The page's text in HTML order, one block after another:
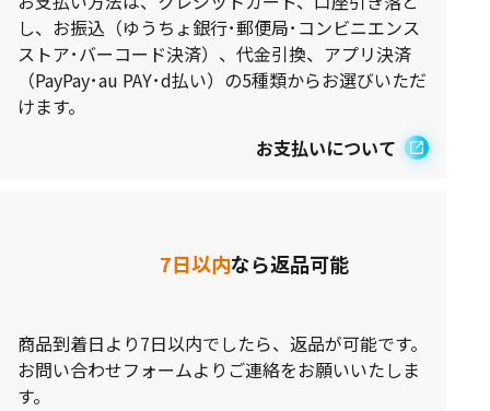
し、お振込（ゆうちょ銀行･郵便局･コンビニエンス
ストア･バーコード決済）、代金引換、アプリ決済
（PayPay･au PAY･d払い）の5種類からお選びいただ
けます。
お支払いについて
7日以内なら返品可能
商品到着日より7日以内でしたら、返品が可能です。
お問い合わせフォームよりご連絡をお願いいたしま
す。